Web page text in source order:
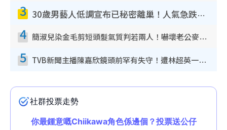
3 30歲男藝人低調宣布已秘密離巢！人氣急跌變失蹤人口︰「這幾年過得並不容易」
4 簡淑兒染金毛剪短頭髮氣質判若兩人！嚇壞老公麥大力都認唔出：「你做咩事？」
5 TVB新聞主播陳嘉欣鏡頭前罕有失守！遭林超英一句說話突襲嚇親當場大笑